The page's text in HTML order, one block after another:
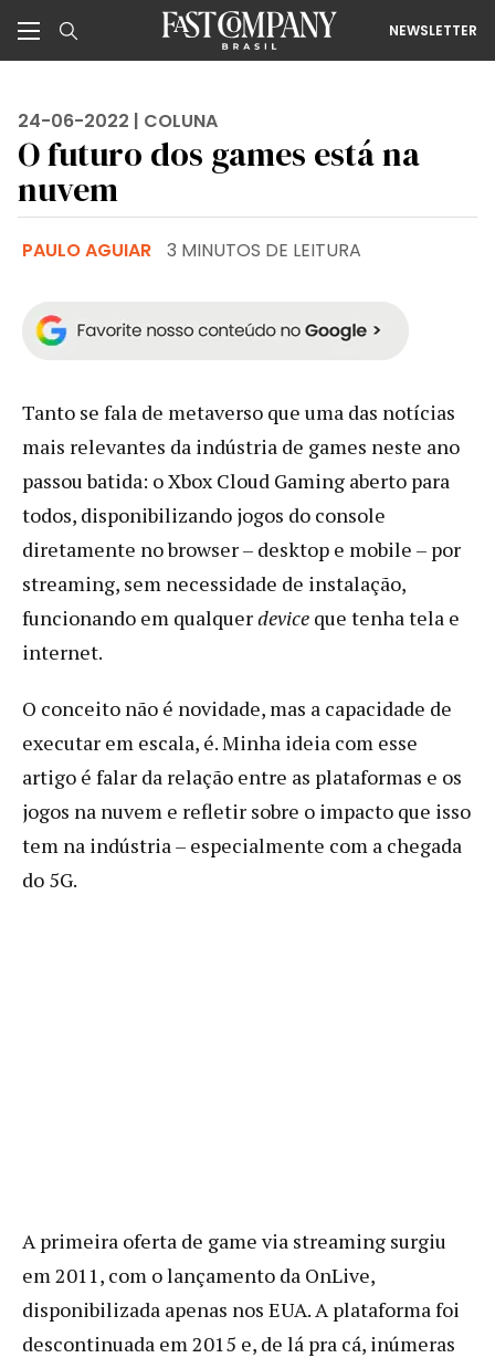
NEWSLETTER
24-06-2022 | COLUNA
O futuro dos games está na
nuvem
PAULO AGUIAR 3 MINUTOS DE LEITURA
Tanto se fala de metaverso que uma das notícias
mais relevantes da indústria de games neste ano
passou batida: o Xbox Cloud Gaming aberto para
todos, disponibilizando jogos do console
diretamente no browser – desktop e mobile – por
streaming, sem necessidade de instalação,
funcionando em qualquerdevice que tenha tela e
internet.
O conceito não é novidade, mas a capacidade de
executar em escala, é. Minha ideia com esse
artigo é falar da relação entre as plataformas e os
jogos na nuvem e refletir sobre o impacto que isso
tem na indústria – especialmente com a chegada
do 5G.
A primeira oferta de game via streaming surgiu
em 2011, com o lançamento da OnLive,
disponibilizada apenas nos EUA. A plataforma foi
descontinuada em 2015 e, de lá pra cá, inúmeras